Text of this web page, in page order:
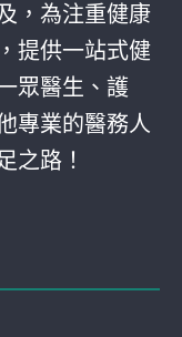
，為注重健康
提供一站式健
眾醫生、護
專業的醫務人
之路！